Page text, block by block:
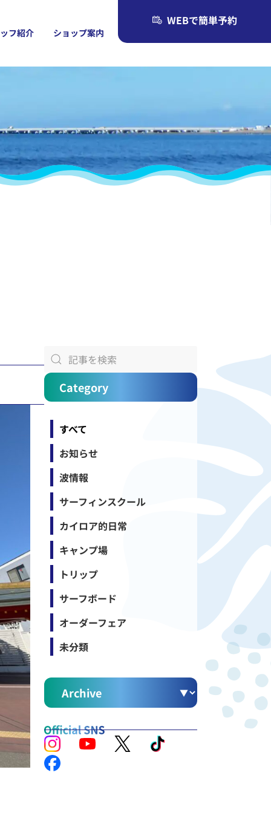
フ紹介 ショップ案内
WEBで簡単予約
Category
すべて
お知らせ
波情報
サーフィンスクール
カイロア的日常
キャンプ場
トリップ
サーフボード
オーダーフェア
未分類